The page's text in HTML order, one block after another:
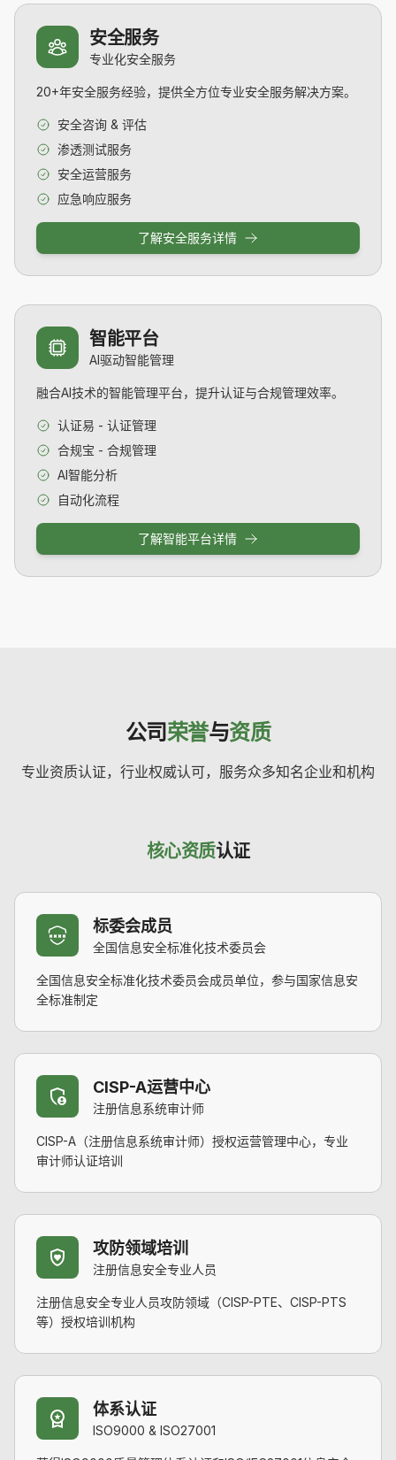
安全服务
专业化安全服务
20+年安全服务经验，提供全方位专业安全服务解决方案。
安全咨询 & 评估
渗透测试服务
安全运营服务
应急响应服务
了解安全服务详情
智能平台
AI驱动智能管理
融合AI技术的智能管理平台，提升认证与合规管理效率。
认证易 - 认证管理
合规宝 - 合规管理
AI智能分析
自动化流程
了解智能平台详情
公司荣誉与资质
专业资质认证，行业权威认可，服务众多知名企业和机构
核心资质认证
标委会成员
全国信息安全标准化技术委员会
全国信息安全标准化技术委员会成员单位，参与国家信息安
全标准制定
CISP-A运营中心
注册信息系统审计师
CISP-A（注册信息系统审计师）授权运营管理中心，专业
审计师认证培训
攻防领域培训
注册信息安全专业人员
注册信息安全专业人员攻防领域（CISP-PTE、CISP-PTS
等）授权培训机构
体系认证
ISO9000 & ISO27001